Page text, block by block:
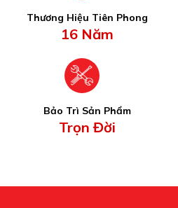
Thương Hiệu Tiên Phong
16 Năm
Bảo Trì Sản Phẩm
Trọn Đời